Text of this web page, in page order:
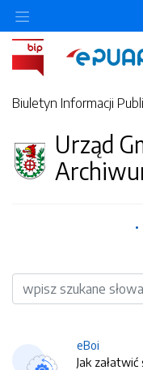
Biuletyn Informacji
Urząd
Wyszukiwarka
eBoi
Jak załatwić